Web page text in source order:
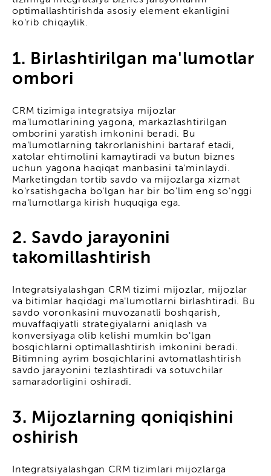
optimallashtirishda asosiy element ekanligini
ko'rib chiqaylik.
1. Birlashtirilgan ma'lumotlar
ombori
CRM tizimiga integratsiya mijozlar
ma'lumotlarining yagona, markazlashtirilgan
omborini yaratish imkonini beradi. Bu
ma'lumotlarning takrorlanishini bartaraf etadi,
xatolar ehtimolini kamaytiradi va butun biznes
uchun yagona haqiqat manbasini ta'minlaydi.
Marketingdan tortib savdo va mijozlarga xizmat
ko'rsatishgacha bo'lgan har bir bo'lim eng so'nggi
ma'lumotlarga kirish huquqiga ega.
2. Savdo jarayonini
takomillashtirish
Integratsiyalashgan CRM tizimi mijozlar, mijozlar
va bitimlar haqidagi ma'lumotlarni birlashtiradi. Bu
savdo voronkasini muvozanatli boshqarish,
muvaffaqiyatli strategiyalarni aniqlash va
konversiyaga olib kelishi mumkin bo'lgan
bosqichlarni optimallashtirish imkonini beradi.
Bitimning ayrim bosqichlarini avtomatlashtirish
savdo jarayonini tezlashtiradi va sotuvchilar
samaradorligini oshiradi.
3. Mijozlarning qoniqishini
oshirish
Integratsiyalashgan CRM tizimlari mijozlarga